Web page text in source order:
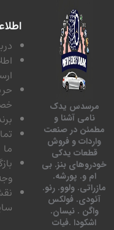
یدک
آشنا و
در صنعت
و فروش
یدکی
بنز. بی
و. پورشه.
ولوو. رنو.
فولکس
. نیسان.
.فیات
اطلاعات
درباره ما
اطلاعات
ارسال
حریم
خصوصی
برندها
تماس با
بازگشت
نقشه
سایت